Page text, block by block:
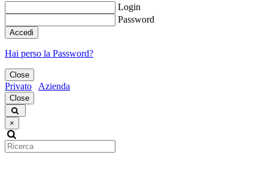
Login
Password
Accedi
Hai perso la Password?
Close
Privato Azienda
Close
×